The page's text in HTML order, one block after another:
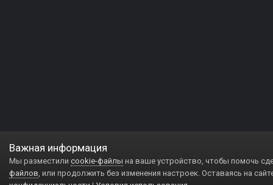
Важная информация
Мы разместили cookie-файлы на ваше устройство, чтобы помочь
файлов, или продолжить без изменения настроек. Оставаясь на